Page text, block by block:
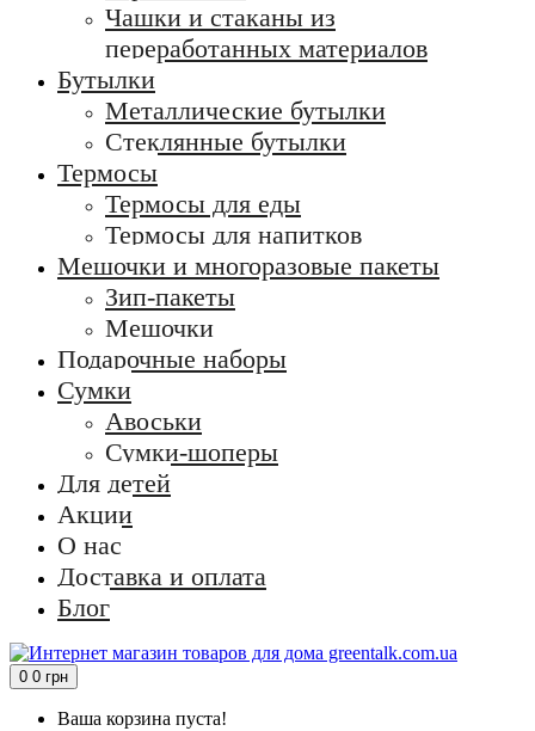
Чашки и стаканы из
переработанных материалов
Бутылки
Металлические бутылки
Стеклянные бутылки
Термосы
Термосы для еды
Термосы для напитков
Мешочки и многоразовые пакеты
Зип-пакеты
Мешочки
Подарочные наборы
Сумки
Авоськи
Сумки-шоперы
Для детей
Акции
О нас
Доставка и оплата
Блог
0 0 грн
Ваша корзина пуста!